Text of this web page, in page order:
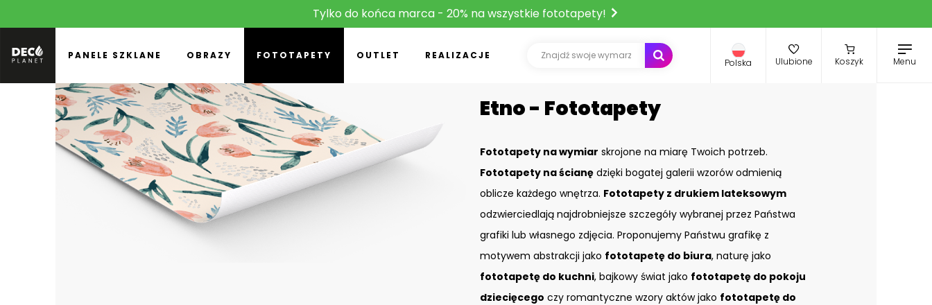
Tylko do końca marca - 20% na wszystkie fototapety!
PANELE SZKLANE OBRAZY FOTOTAPETY OUTLET REALIZACJE
Polska Ulubione Koszyk Menu
Etno - Fototapety
Fototapety na wymiar skrojone na miarę Twoich potrzeb.
Fototapety na ścianę dzięki bogatej galerii wzorów odmienią
oblicze każdego wnętrza. Fototapety z drukiem lateksowym
odzwierciedlają najdrobniejsze szczegóły wybranej przez Państwa
grafiki lub własnego zdjęcia. Proponujemy Państwu grafikę z
motywem abstrakcji jako fototapetę do biura, naturę jako
fototapetę do kuchni, bajkowy świat jako fototapetę do pokoju
dziecięcego czy romantyczne wzory aktów jako fototapetę do